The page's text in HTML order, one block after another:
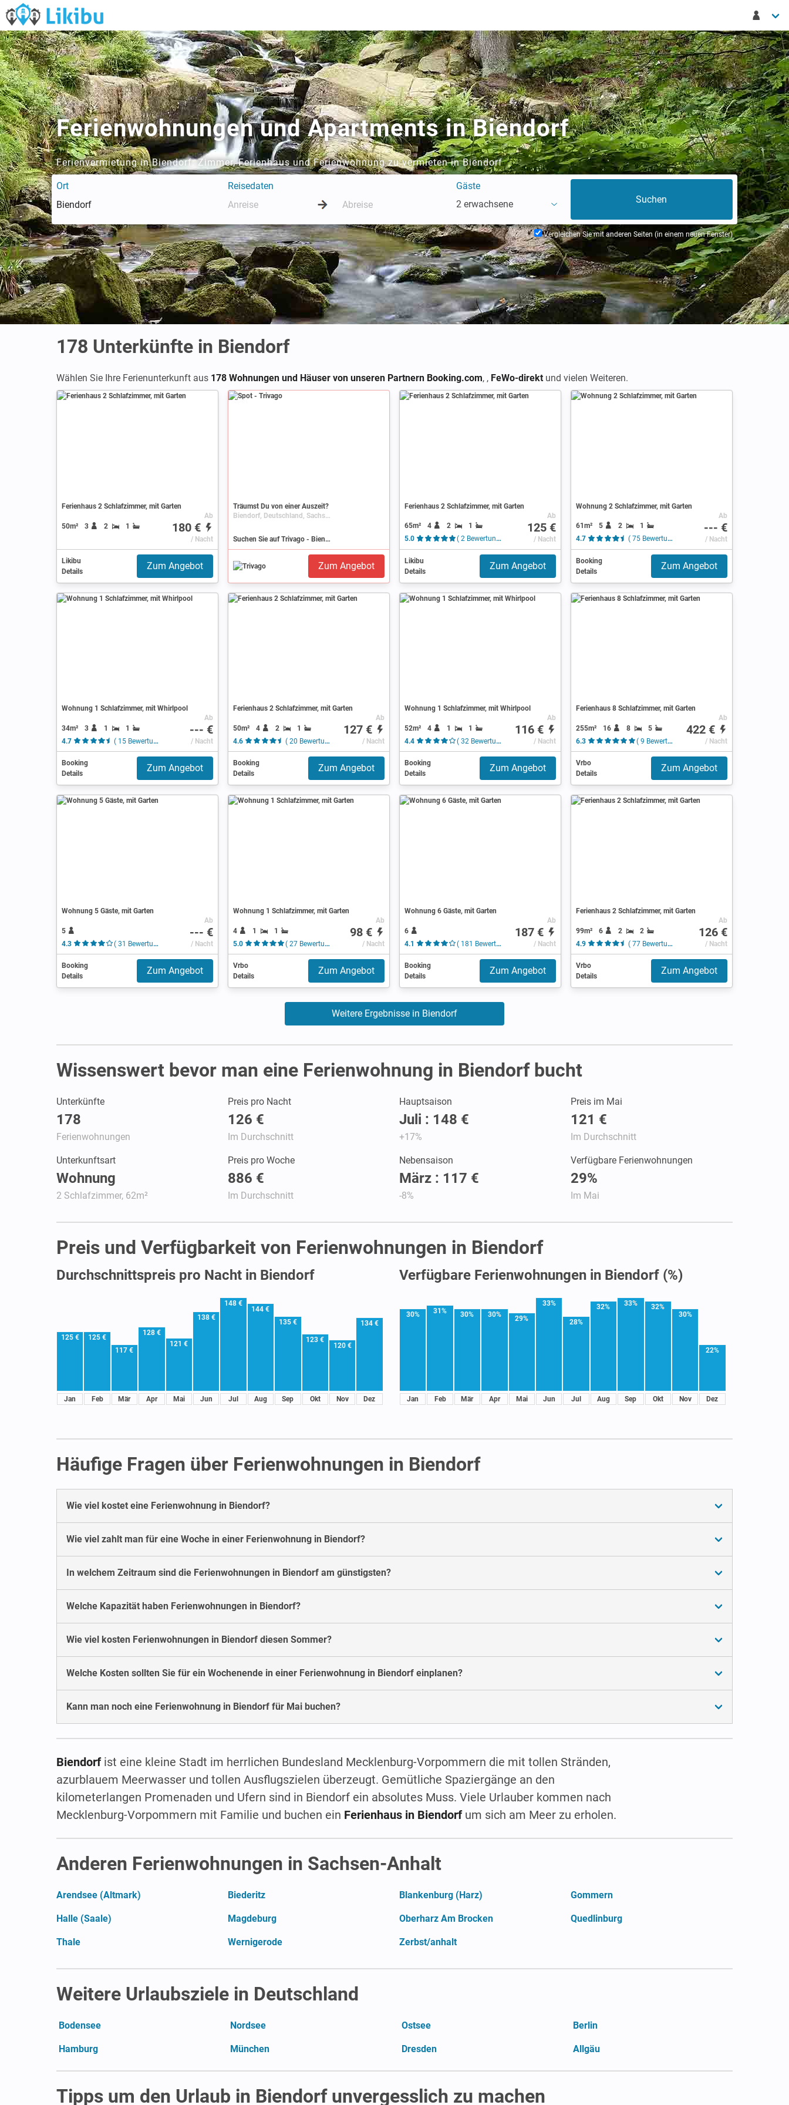
Ferienwohnungen und Apartments in Biendorf
Ferienvermietung in Biendorf: Zimmer, Ferienhaus und Ferienwohnung zu vermieten in Biendorf
Ort Reisedaten
Gäste
2 erwachsene
Vergleichen Sie mit anderen Seiten (in einem neuen Fenster)
178 Unterkünfte in Biendorf
Wählen Sie Ihre Ferienunterkunft aus 178 Wohnungen und Häuser von unseren Partnern Booking.com, , FeWo-direkt und vielen Weiteren.
Ferienhaus 2 Schlafzimmer, mit Garten
50m² 3 2 1
Ab
180 €
/ Nacht
Likibu
Details
Zum Angebot
Spot
Träumst Du von einer Auszeit?
Biendorf, Deutschland, Sachsen-Anhalt
Suchen Sie auf Trivago - Biendorf
Zum Angebot
Ferienhaus 2 Schlafzimmer, mit Garten
65m² 4 2
1
5.0
( 2 Bewertungen )
Ab
125 €
/ Nacht
Likibu
Details
Zum Angebot
Wohnung 2 Schlafzimmer, mit Garten
61m² 5 2
1
4.7
( 75 Bewertungen )
Ab
--- €
/ Nacht
Booking
Details
Zum Angebot
Wohnung 1 Schlafzimmer, mit Whirlpool
34m² 3 1
1
4.7
( 15 Bewertungen )
Ab
--- €
/ Nacht
Booking
Details
Zum Angebot
Ferienhaus 2 Schlafzimmer, mit Garten
50m² 4 2
1
4.6
( 20 Bewertungen )
Ab
127 €
/ Nacht
Booking
Details
Zum Angebot
Wohnung 1 Schlafzimmer, mit Whirlpool
52m² 4 1
1
4.4
( 32 Bewertungen )
Ab
116 €
/ Nacht
Booking
Details
Zum Angebot
Ferienhaus 8 Schlafzimmer, mit Garten
255m² 16 8
5
6.3
( 9 Bewertungen )
Ab
422 €
/ Nacht
Vrbo
Details
Zum Angebot
Wohnung 5 Gäste, mit Garten
5
4.3
( 31 Bewertungen )
Ab
--- €
/ Nacht
Booking
Details
Zum Angebot
Wohnung 1 Schlafzimmer, mit Garten
4 1
1
5.0
( 27 Bewertungen )
Ab
98 €
/ Nacht
Vrbo
Details
Zum Angebot
Wohnung 6 Gäste, mit Garten
6
4.1
( 181 Bewertungen )
Ab
187 €
/ Nacht
Booking
Details
Zum Angebot
Ferienhaus 2 Schlafzimmer, mit Garten
99m² 6 2
2
4.9
( 77 Bewertungen )
Ab
126 €
/ Nacht
Vrbo
Details
Zum Angebot
Weitere Ergebnisse in Biendorf
Wissenswert bevor man eine Ferienwohnung in Biendorf bucht
Unterkünfte
178
Ferienwohnungen
Preis pro Nacht
126 €
Im Durchschnitt
Hauptsaison
Juli : 148 €
+17%
Preis im Mai
121 €
Im Durchschnitt
Unterkunftsart
Wohnung
2 Schlafzimmer, 62m²
Preis pro Woche
886 €
Im Durchschnitt
Nebensaison
März : 117 €
-8%
Verfügbare Ferienwohnungen
29%
Im Mai
Preis und Verfügbarkeit von Ferienwohnungen in Biendorf
Durchschnittspreis pro Nacht in Biendorf
125 €
Jan
125 €
Feb
117 €
Mär
128 €
Apr
121 €
Mai
138 €
Jun
148 €
Jul
144 €
Aug
135 €
Sep
123 €
Okt
120 €
Nov
134 €
Dez
Verfügbare Ferienwohnungen in Biendorf (%)
30%
Jan
31%
Feb
30%
Mär
30%
Apr
29%
Mai
33%
Jun
28%
Jul
32%
Aug
33%
Sep
32%
Okt
30%
Nov
22%
Dez
Häufige Fragen über Ferienwohnungen in Biendorf
Wie viel kostet eine Ferienwohnung in Biendorf?
Wie viel zahlt man für eine Woche in einer Ferienwohnung in Biendorf?
In welchem Zeitraum sind die Ferienwohnungen in Biendorf am günstigsten?
Welche Kapazität haben Ferienwohnungen in Biendorf?
Wie viel kosten Ferienwohnungen in Biendorf diesen Sommer?
Welche Kosten sollten Sie für ein Wochenende in einer Ferienwohnung in Biendorf einplanen?
Kann man noch eine Ferienwohnung in Biendorf für Mai buchen?
Biendorfist eine kleine Stadt im herrlichen Bundesland Mecklenburg-Vorpommern die mit tollen Stränden,
azurblauem Meerwasser und tollen Ausflugszielen überzeugt. Gemütliche Spaziergänge an den
kilometerlangen Promenaden und Ufern sind in Biendorf ein absolutes Muss. Viele Urlauber kommen nach
Mecklenburg-Vorpommern mit Familie und buchen ein Ferienhaus in Biendorfum sich am Meer zu erholen.
Anderen Ferienwohnungen in Sachsen-Anhalt
Arendsee (Altmark) Biederitz Blankenburg (Harz) Gommern
Halle (Saale) Magdeburg Oberharz Am Brocken Quedlinburg
Thale Wernigerode Zerbst/anhalt
Weitere Urlaubsziele in Deutschland
Bodensee Nordsee Ostsee Berlin
Hamburg München Dresden Allgäu
Tipps um den Urlaub in Biendorf unvergesslich zu machen